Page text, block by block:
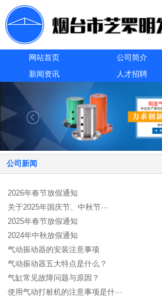
网站首页 公司简介
新闻资讯
人才招聘
公司新闻
2026年春节放假通知
关于2025年国庆节、中秋节···
2025年春节放假通知
2024年中秋放假通知
气动振动器的安装注意事项
气动振动器五大特点是什么？
气缸常见故障问题与原因？
使用气动打桩机的注意事项是什···